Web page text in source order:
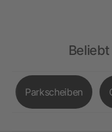
Parkscheiben